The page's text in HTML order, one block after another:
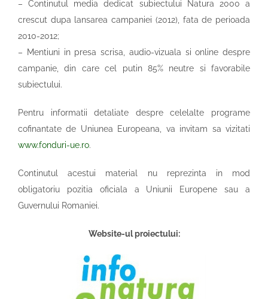
– Continutul media dedicat subiectului Natura 2000 a
crescut dupa lansarea campaniei (2012), fata de perioada
2010-2012;
– Mentiuni in presa scrisa, audio-vizuala si online despre
campanie, din care cel putin 85% neutre si favorabile
subiectului.
Pentru informatii detaliate despre celelalte programe
cofinantate de Uniunea Europeana, va invitam sa vizitati
www.fonduri-ue.ro.
Continutul acestui material nu reprezinta in mod
obligatoriu pozitia oficiala a Uniunii Europene sau a
Guvernului Romaniei.
Website-ul proiectului: